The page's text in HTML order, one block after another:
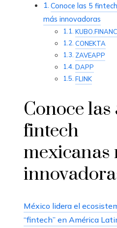
Conoce las 5
más innovadoras
CONEKTA
ZAVEAPP
DAPP
FLINK
Conoce las
fintech
mexicanas
México lidera el
“fintech” en América